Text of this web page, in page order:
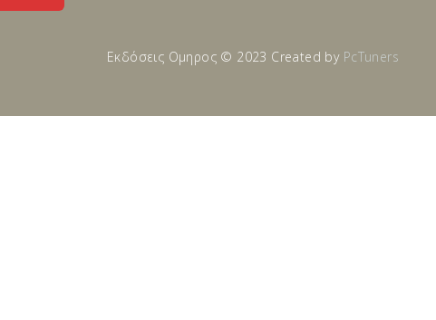
Εκδόσεις Ομηρος © 2023 Created by PcTuners